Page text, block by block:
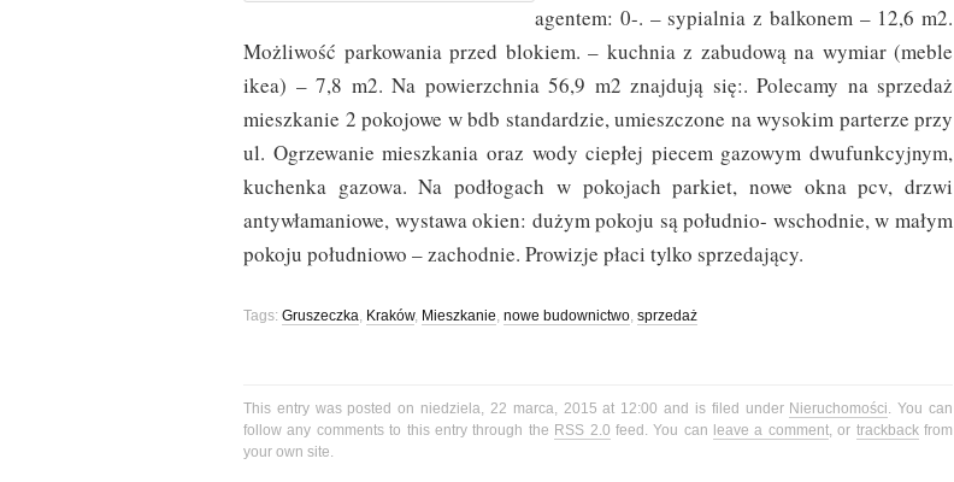
agentem: 0-. – sypialnia z balkonem – 12,6 m2.
Możliwość parkowania przed blokiem. – kuchnia z zabudową na wymiar (meble
ikea) – 7,8 m2. Na powierzchnia 56,9 m2 znajdują się:. Polecamy na sprzedaż
mieszkanie 2 pokojowe w bdb standardzie, umieszczone na wysokim parterze przy
ul. Ogrzewanie mieszkania oraz wody ciepłej piecem gazowym dwufunkcyjnym,
kuchenka gazowa. Na podłogach w pokojach parkiet, nowe okna pcv, drzwi
antywłamaniowe, wystawa okien: dużym pokoju są południo- wschodnie, w małym
pokoju południowo – zachodnie. Prowizje płaci tylko sprzedający.
Tags: Gruszeczka, Kraków, Mieszkanie, nowe budownictwo, sprzedaż
This entry was posted on niedziela, 22 marca, 2015 at 12:00 and is filed under Nieruchomości. You can
follow any comments to this entry through the RSS 2.0 feed. You can leave a comment, or trackbackfrom
your own site.